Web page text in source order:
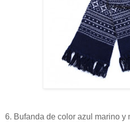
6. Bufanda de color azul marino y